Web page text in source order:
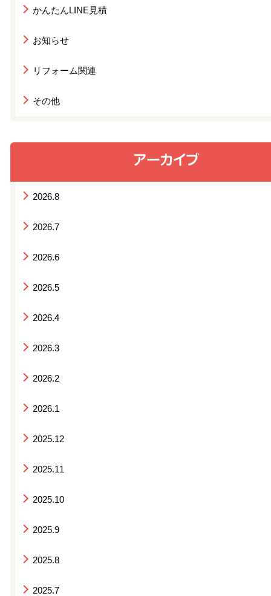
かんたんLINE見積
お知らせ
リフォーム関連
その他
2026.8
2026.7
2026.6
2026.5
2026.4
2026.3
2026.2
2026.1
2025.12
2025.11
2025.10
2025.9
2025.8
2025.7